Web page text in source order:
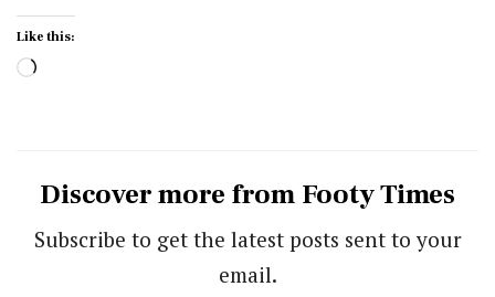
Like this:
Loading…
Discover more from Footy Times
Subscribe to get the latest posts sent to your
email.